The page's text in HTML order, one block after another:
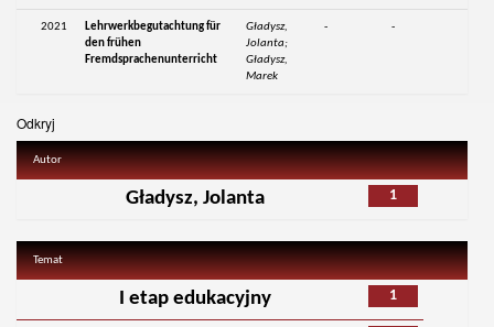
2021
Lehrwerkbegutachtung für
den frühen
Fremdsprachenunterricht
Gładysz,
Jolanta;
Gładysz,
Marek
- -
Odkryj
Autor
1
Gładysz, Jolanta
Temat
1
I etap edukacyjny